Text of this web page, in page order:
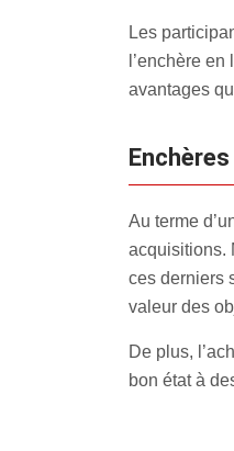
Les
l’enchère
avantages
Au terme
acquisitions.
ces derniers
valeur des
De plus,
bon état à